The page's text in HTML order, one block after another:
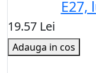
E27,
19.57 Lei
Adauga in cos